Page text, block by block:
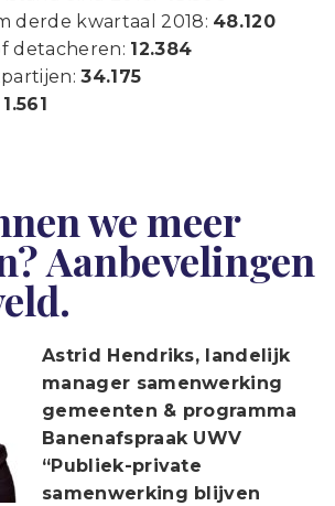
derde kwartaal 2018: 48.120
detacheren: 12.384
34.175
1.561
we meer
Aanbevelingen
Astrid Hendriks, landelijk
manager samenwerking
gemeenten & programma
Banenafspraak UWV
“Publiek-private
samenwerking blijven